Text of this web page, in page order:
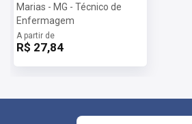
Marias - MG - Técnico de
Enfermagem
A partir de
R$ 27,84